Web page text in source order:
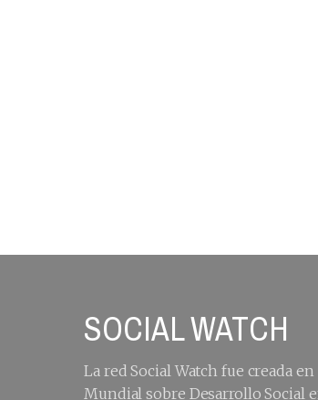
SOCIAL WATCH
La red Social Watch fue creada
Mundial sobre Desarrollo Social